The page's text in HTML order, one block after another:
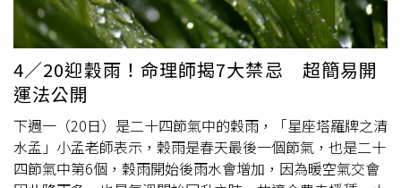
水「回家」。原PO也說，他與印度人分享這段經歷，對方
告訴他「恆河水本來就不能帶走」，由於上下游都有燒屍
體，裝水回去會把人的靈魂裝走，導致靈魂沒辦法好好走，
而他之所以回到恆河，也是因為靈魂想回家，「印度人對恆
河水的故事有好幾個版本，有人說可以把恆河水帶回家，也
有人說不行，反正我這輩子是不會再帶回家了。」
4／20迎穀雨！命理師揭7大禁忌 超簡易開
運法公開
下週一（20日）是二十四節氣中的穀雨，「星座塔羅牌之清
水孟」小孟老師表示，穀雨是春天最後一個節氣，也是二十
四節氣中第6個，穀雨開始後雨水會增加，因為暖空氣交會